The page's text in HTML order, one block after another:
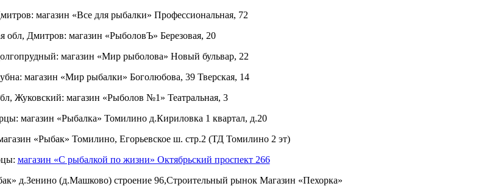
магазин «Все для рыбалки» Профессиональная, 72
обл, Дмитров: магазин «РыболовЪ» Березовая, 20
магазин «Мир рыболова» Новый бульвар, 22
магазин «Мир рыбалки» Боголюбова, 39 Тверская, 14
Жуковский: магазин «Рыболов №1» Театральная, 3
магазин «Рыбалка» Томилино д.Кириловка 1 квартал, д.20
«Рыбак» Томилино, Егорьевское ш. стр.2 (ТД Томилино 2 эт)
магазин «С рыбалкой по жизни» Октябрьский проспект 266
д.Зенино (д.Машково) строение 96,Строительный рынок Магазин «Пехорка»